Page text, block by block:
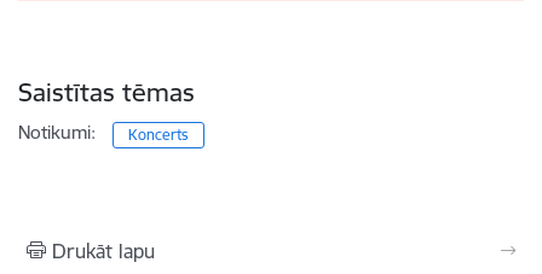
Saistītas tēmas
Notikumi: Koncerts
Drukāt lapu